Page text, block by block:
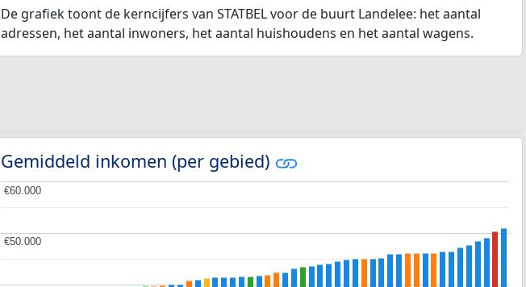
De grafiek toont de kerncijfers van STATBEL voor de buurt Landelee: het aantal
adressen, het aantal inwoners, het aantal huishoudens en het aantal wagens.
Gemiddeld inkomen (per gebied)
€50.000
€50.000
€60.000
€60.000